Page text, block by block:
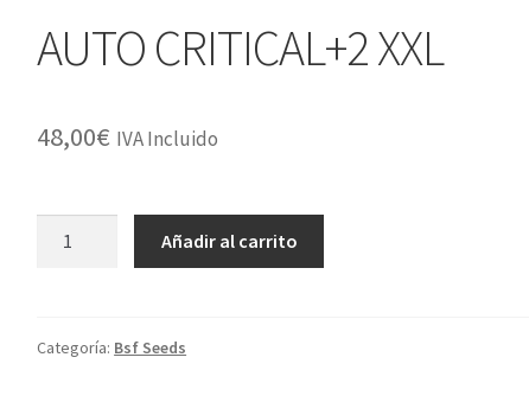
AUTO CRITICAL+2 XXL
48,00€ IVA Incluido
Añadir al carrito
Categoría: Bsf Seeds